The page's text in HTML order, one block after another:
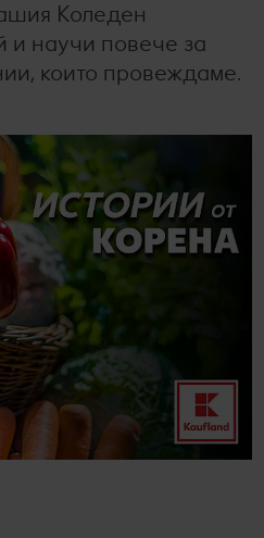
време
Коледен
и научи повече за
които провеждаме.